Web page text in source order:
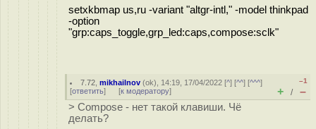
setxkbmap us,ru -variant "altgr-intl," -model thinkpad
-option
"grp:caps_toggle,grp_led:caps,compose:sclk"
7.72 ,mikhailnov (ok), 14:19, 17/04/2022 [^] [^^] [^^^]
[ответить] [к модератору]
–1
+ / –
> Compose - нет такой клавиши. Чё
делать?